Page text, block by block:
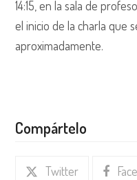
14:15, en la sala de
el inicio de la charla que
aproximadamente.
Compártelo
Twitter